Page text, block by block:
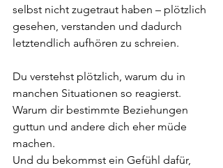
selbst nicht zugetraut haben – plötzlich
gesehen, verstanden und dadurch
letztendlich aufhören zu schreien.
Du verstehst plötzlich, warum du in
manchen Situationen so reagierst.
Warum dir bestimmte Beziehungen
guttun und andere dich eher müde
machen.
Und du bekommst ein Gefühl dafür,